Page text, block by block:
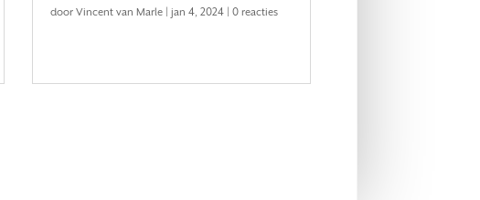
door Vincent van Marle| jan 4, 2024| 0 reacties